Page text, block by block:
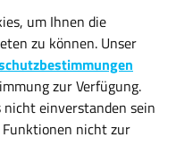
um Ihnen die
zu können. Unser
zur Verfügung.
einverstanden sein
nicht zur